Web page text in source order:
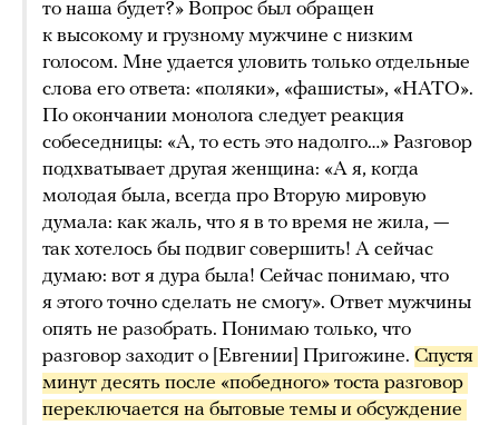
то наша будет?» Вопрос был обращен
к высокому и грузному мужчине с низким
голосом. Мне удается уловить только отдельные
слова его ответа: «поляки», «фашисты», «НАТО».
По окончании монолога следует реакция
собеседницы: «А, то есть это надолго…» Разговор
подхватывает другая женщина: «А я, когда
молодая была, всегда про Вторую мировую
думала: как жаль, что я в то время не жила, —
так хотелось бы подвиг совершить! А сейчас
думаю: вот я дура была! Сейчас понимаю, что
я этого точно сделать не смогу». Ответ мужчины
опять не разобрать. Понимаю только, что
разговор заходит о [Евгении] Пригожине. Спустя
минут десять после «победного» тоста разговор
переключается на бытовые темы и обсуждение